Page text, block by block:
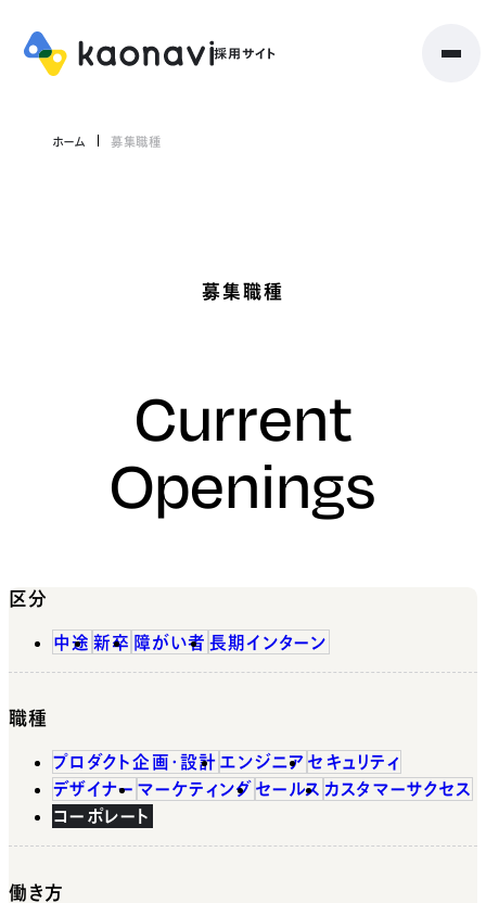
ホーム 募集職種
募集職種
Current
Openings
区分
中途 新卒 障がい者 長期インターン
職種
プロダクト企画・設計 エンジニア セキュリティ
デザイナー マーケティング セールス カスタマーサクセス
コーポレート
働き方